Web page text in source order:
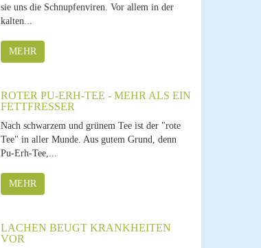
sie uns die Schnupfenviren. Vor allem in der
kalten...
MEHR
ROTER PU-ERH-TEE - MEHR ALS EIN
FETTFRESSER
Nach schwarzem und grünem Tee ist der "rote
Tee" in aller Munde. Aus gutem Grund, denn
Pu-Erh-Tee,...
MEHR
LACHEN BEUGT KRANKHEITEN
VOR